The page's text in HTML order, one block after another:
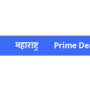
महाराष्ट्र Prime